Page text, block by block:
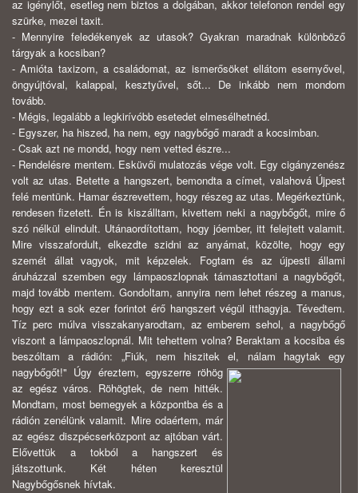
az igénylőt, esetleg nem biztos a dolgában, akkor telefonon rendel egy
szürke, mezei taxit.
- Mennyire feledékenyek az utasok? Gyakran maradnak különböző
tárgyak a kocsiban?
- Amióta taxizom, a családomat, az ismerősöket ellátom esernyővel,
öngyújtóval, kalappal, kesztyűvel, sőt... De inkább nem mondom
tovább.
- Mégis, legalább a legkirívóbb esetedet elmesélhetnéd.
- Egyszer, ha hiszed, ha nem, egy nagybőgő maradt a kocsimban.
- Csak azt ne mondd, hogy nem vetted észre...
- Rendelésre mentem. Esküvői mulatozás vége volt. Egy cigányzenész
volt az utas. Betette a hangszert, bemondta a címet, valahová Újpest
felé mentünk. Hamar észrevettem, hogy részeg az utas. Megérkeztünk,
rendesen fizetett. Én is kiszálltam, kivettem neki a nagybőgőt, mire ő
szó nélkül elindult. Utánaordítottam, hogy jóember, itt felejtett valamit.
Mire visszafordult, elkezdte szidni az anyámat, közölte, hogy egy
szemét állat vagyok, mit képzelek. Fogtam és az újpesti állami
áruházzal szemben egy lámpaoszlopnak támasztottani a nagybőgőt,
majd tovább mentem. Gondoltam, annyira nem lehet részeg a manus,
hogy ezt a sok ezer forintot érő hangszert végül itthagyja. Tévedtem.
Tíz perc múlva visszakanyarodtam, az emberem sehol, a nagybőgő
viszont a lámpaoszlopnál. Mit tehettem volna? Beraktam a kocsiba és
beszóltam a rádión: „Fiúk, nem hiszitek el, nálam hagytak egy
nagybőgőt!" Úgy éreztem, egyszerre röhög
az egész város. Röhögtek, de nem hitték.
Mondtam, most bemegyek a központba és a
rádión zenélünk valamit. Mire odaértem, már
az egész diszpécserközpont az ajtóban várt.
Elővettük a tokból a hangszert és
játszottunk. Két héten keresztül
Nagybőgősnek hívtak.